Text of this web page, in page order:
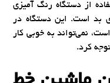
از دستگاه رنگ آمیزی
بد است. این دستگاه در
نمی‌تواند به خوبی کار
کرد.